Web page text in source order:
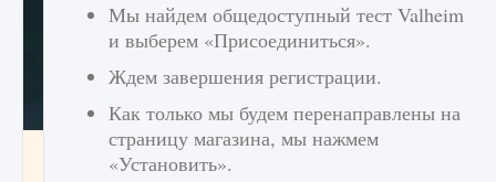
Как проверить статус сервера Delta Force
Hawk Ops
Мы найдем общедоступный тест Valheim
и выберем «Присоединиться».
Ждем завершения регистрации.
Как только мы будем перенаправлены на
страницу магазина, мы нажмем
«Установить».